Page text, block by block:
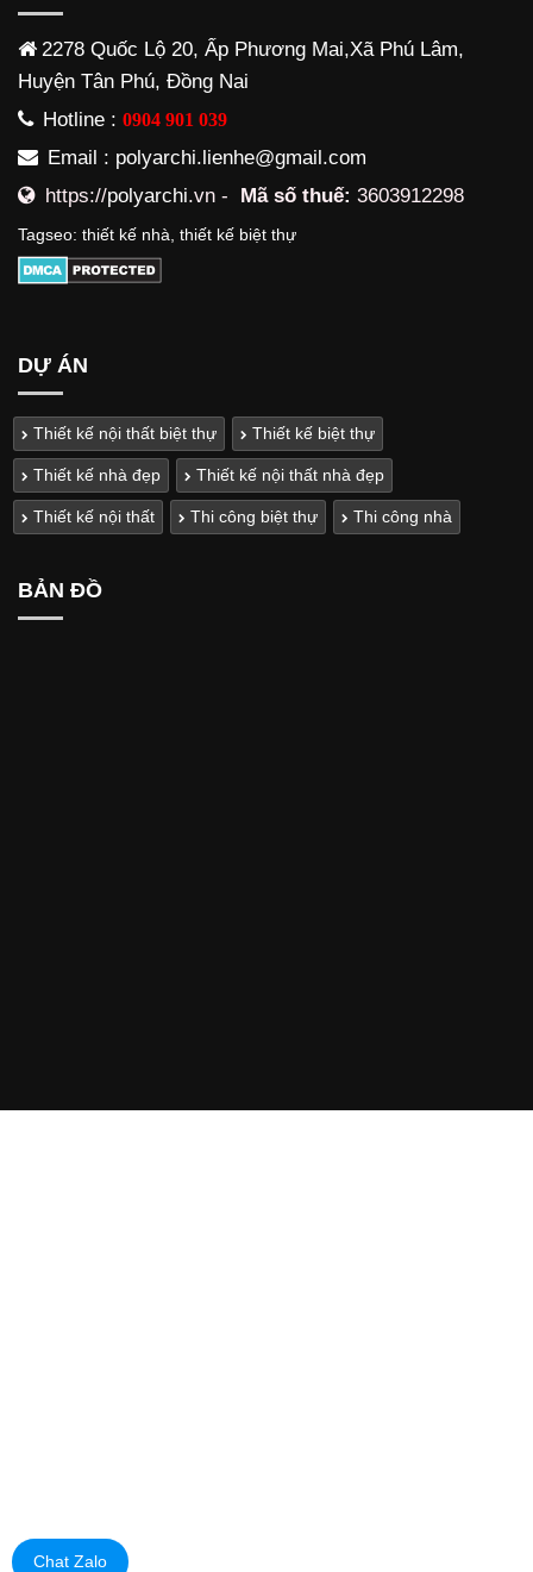
2278 Quốc Lộ 20, Ấp Phương Mai,Xã Phú Lâm,
Huyện Tân Phú, Đồng Nai
Hotline : 0904 901 039
Email : polyarchi.lienhe@gmail.com
https://polyarchi.vn - Mã số thuế: 3603912298
Tagseo: thiết kế nhà thiết kế biệt thự
DỰ ÁN
Thiết kế nội thất biệt thự Thiết kế biệt thự
Thiết kế nhà đẹp Thiết kế nội thất nhà đẹp
Thiết kế nội thất Thi công biệt thự Thi công nhà
BẢN ĐỒ
Chat Zalo